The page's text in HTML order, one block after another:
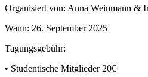
Organisiert von: Anna Weinmann &
Wann: 26. September 2025
Tagungsgebühr:
• Studentische Mitglieder 20€